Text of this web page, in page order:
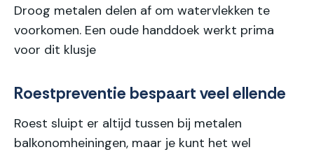
Droog metalen delen af om watervlekken te
voorkomen. Een oude handdoek werkt prima
voor dit klusje
Roestpreventie bespaart veel ellende
Roest sluipt er altijd tussen bij metalen
balkonomheiningen, maar je kunt het wel